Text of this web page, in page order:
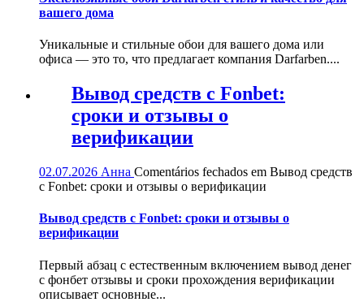
вашего дома
Уникальные и стильные обои для вашего дома или
офиса — это то, что предлагает компания Darfarben....
Вывод средств с Fonbet:
сроки и отзывы о
верификации
02.07.2026 Анна Comentários fechados em Вывод средств
с Fonbet: сроки и отзывы о верификации
Вывод средств с Fonbet: сроки и отзывы о
верификации
Первый абзац с естественным включением вывод денег
с фонбет отзывы и сроки прохождения верификации
описывает основные...